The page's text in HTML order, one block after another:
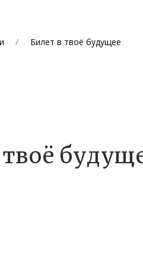
Билет в твоё будущее